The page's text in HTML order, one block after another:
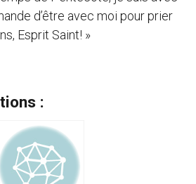
d’être avec moi pour prier
Esprit Saint! »
: